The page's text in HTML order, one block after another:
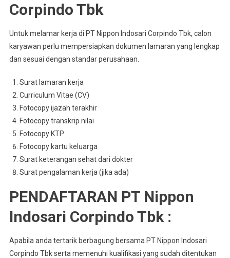
Corpindo Tbk
Untuk melamar kerja di PT Nippon Indosari Corpindo Tbk, calon
karyawan perlu mempersiapkan dokumen lamaran yang lengkap
dan sesuai dengan standar perusahaan.
Surat lamaran kerja
Curriculum Vitae (CV)
Fotocopy ijazah terakhir
Fotocopy transkrip nilai
Fotocopy KTP
Fotocopy kartu keluarga
Surat keterangan sehat dari dokter
Surat pengalaman kerja (jika ada)
PENDAFTARAN PT Nippon
Indosari Corpindo Tbk :
Apabila anda tertarik berbagung bersama PT Nippon Indosari
Corpindo Tbk serta memenuhi kualifikasi yang sudah ditentukan